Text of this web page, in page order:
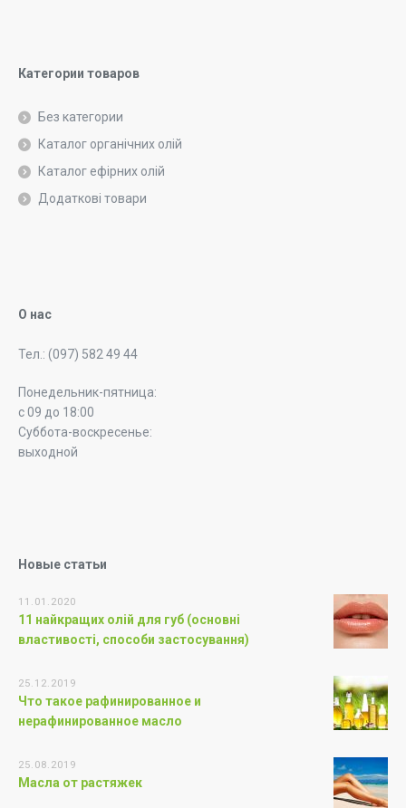
Категории товаров
Без категории
Каталог органічних олій
Каталог ефірних олій
Додаткові товари
О нас
Тел.: (097) 582 49 44
Понедельник-пятница:
с 09 до 18:00
Суббота-воскресенье:
выходной
Новые статьи
11.01.2020
11 найкращих олій для губ (основні
властивості, способи застосування)
25.12.2019
Что такое рафинированное и
нерафинированное масло
25.08.2019
Масла от растяжек